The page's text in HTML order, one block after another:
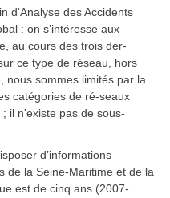
d'Analyse des Accidents
: on s’intéresse aux
au cours des trois der-
ce type de réseau, hors
nous sommes limités par la
catégories de ré-seaux
il n'existe pas de sous-
d’informations
de la Seine-Maritime et de la
est de cinq ans (2007-